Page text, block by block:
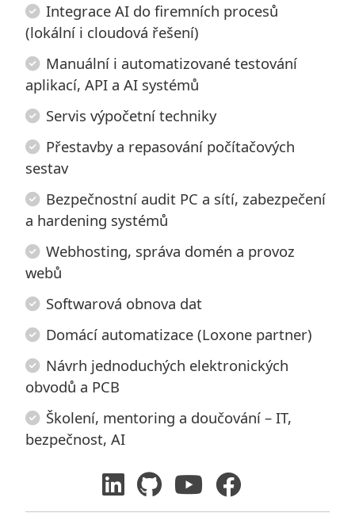
Integrace AI do firemních procesů
(lokální i cloudová řešení)
Manuální i automatizované testování
aplikací, API a AI systémů
Servis výpočetní techniky
Přestavby a repasování počítačových
sestav
Bezpečnostní audit PC a sítí, zabezpečení
a hardening systémů
Webhosting, správa domén a provoz
webů
Softwarová obnova dat
Domácí automatizace (Loxone partner)
Návrh jednoduchých elektronických
obvodů a PCB
Školení, mentoring a doučování – IT,
bezpečnost, AI